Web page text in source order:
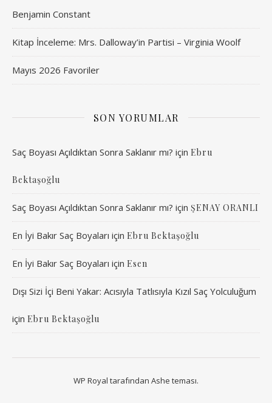
Benjamin Constant
Kitap İnceleme: Mrs. Dalloway’in Partisi – Virginia Woolf
Mayıs 2026 Favoriler
SON YORUMLAR
Saç Boyası Açıldıktan Sonra Saklanır mı? için Ebru
Bektaşoğlu
Saç Boyası Açıldıktan Sonra Saklanır mı? için ŞENAY ORANLI
En İyi Bakır Saç Boyaları için Ebru Bektaşoğlu
En İyi Bakır Saç Boyaları için Esen
Dışı Sizi İçi Beni Yakar: Acısıyla Tatlısıyla Kızıl Saç Yolculuğum
için Ebru Bektaşoğlu
WP Royal tarafından Ashe teması.